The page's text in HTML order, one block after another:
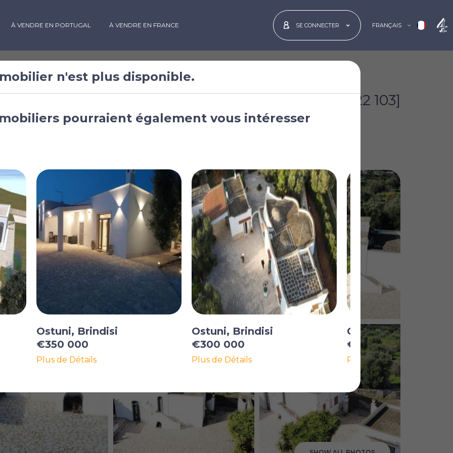
À VENDRE EN PORTUGAL À VENDRE EN FRANCE SE CONNECTER FRANÇAIS
[£322 103]
n'est plus disponible.
pourraient également vous intéresser
Ostuni, Brindisi
€350 000
Plus de Détails
Ostuni, Brindisi
€300 000
Plus de Détails
Carovigno, Brindisi
€260 000
Plus de Détails